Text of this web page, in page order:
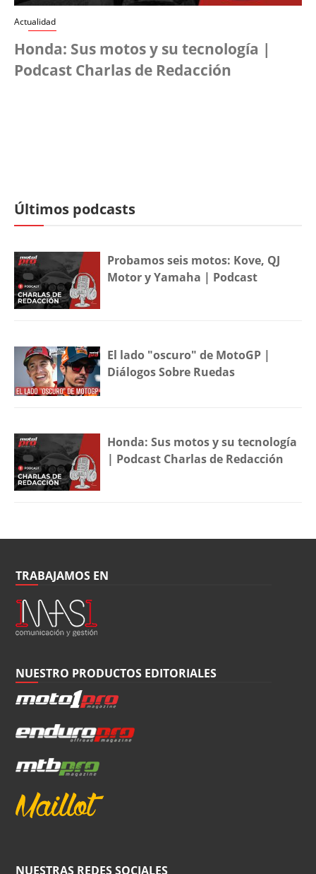
Actualidad
Honda: Sus motos y su tecnología |
Podcast Charlas de Redacción
Últimos podcasts
Probamos seis motos: Kove, QJ
Motor y Yamaha | Podcast
El lado "oscuro" de MotoGP |
Diálogos Sobre Ruedas
Honda: Sus motos y su tecnología
| Podcast Charlas de Redacción
TRABAJAMOS EN
NUESTRO PRODUCTOS EDITORIALES
NUESTRAS REDES SOCIALES